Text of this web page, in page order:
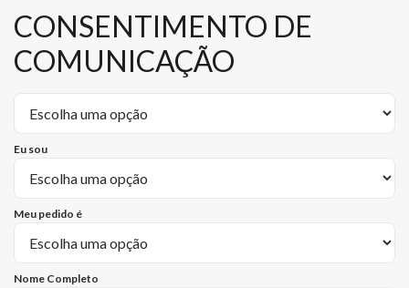
CONSENTIMENTO DE
COMUNICAÇÃO
Eu sou
Meu pedido é
Nome Completo